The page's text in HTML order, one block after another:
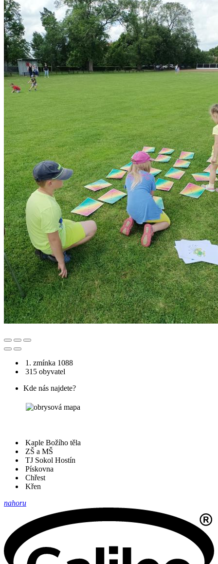
1. zmínka 1088
315 obyvatel
Kde nás najdete?
Kaple Božího těla
ZŠ a MŠ
TJ Sokol Hostín
Pískovna
Chřest
Křen
nahoru